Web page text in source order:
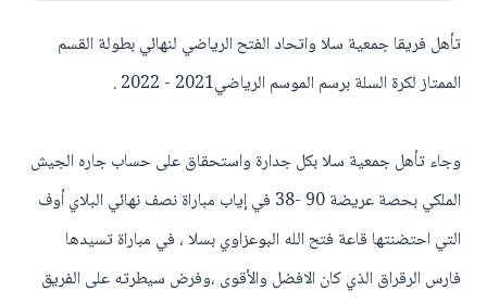
تأهل فريقا جمعية سلا واتحاد الفتح الرياضي لنهائي بطولة القسم
الممتاز لكرة السلة برسم الموسم الرياضي2021 - 2022 .
وجاء تأهل جمعية سلا بكل جدارة واستحقاق على حساب جاره الجيش
الملكي بحصة عريضة 90 -38 في إياب مباراة نصف نهائي البلاي أوف
التي احتضنتها قاعة فتح الله البوعزاوي بسلا ، في مباراة تسيدها
فارس الرقراق الذي كان الافضل والأقوى ،وفرض سيطرته على الفريق